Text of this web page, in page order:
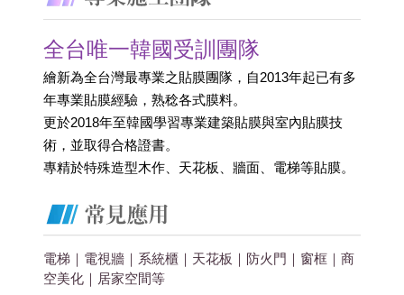
全台唯一韓國受訓團隊
繪新為全台灣最專業之貼膜團隊，自2013年起已有多
年專業貼膜經驗，熟稔各式膜料。
更於2018年至韓國學習專業建築貼膜與室內貼膜技
術，並取得合格證書。
專精於特殊造型木作、天花板、牆面、電梯等貼膜。
電梯｜電視牆｜系統櫃｜天花板｜防火門｜窗框｜商
空美化 ｜居家空間等